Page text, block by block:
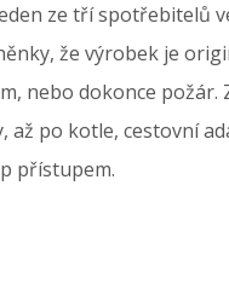
ze tří
že výrobek je
nebo dokonce
po kotle, cestovní
přístupem.